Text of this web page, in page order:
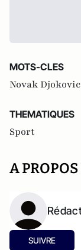
MOTS-CLES
Novak
THEMATIQUES
Sport
A
SUIVRE